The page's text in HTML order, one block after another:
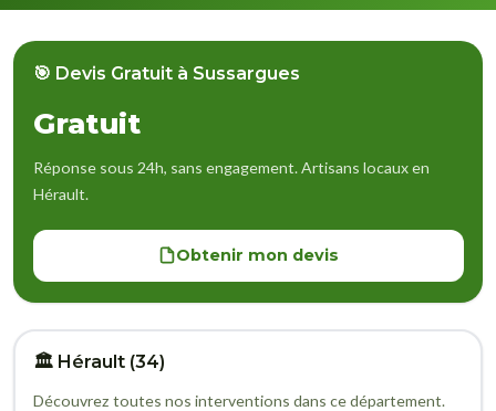
🎯 Devis Gratuit à Sussargues
Gratuit
Réponse sous 24h, sans engagement. Artisans locaux en
Hérault.
Obtenir mon devis
🏛️ Hérault (34)
Découvrez toutes nos interventions dans ce département.